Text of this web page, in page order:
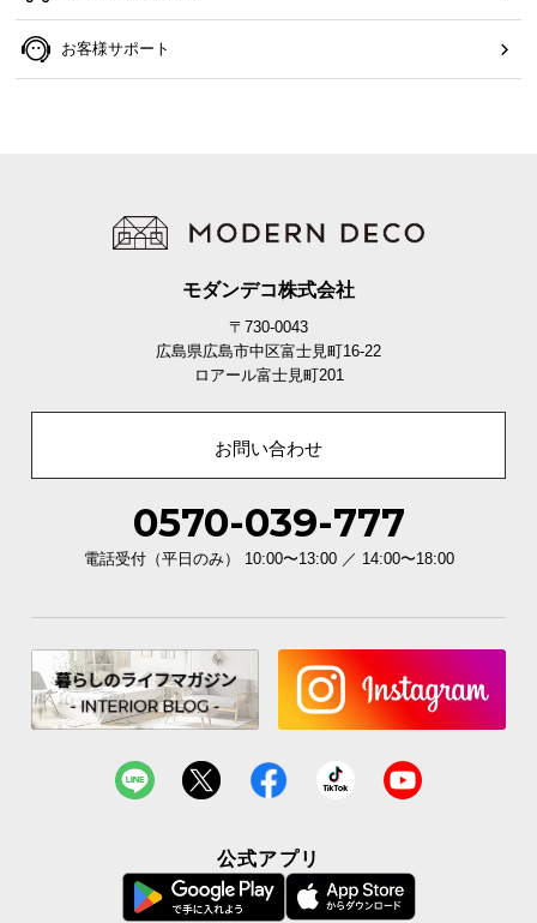
お客様サポート
モダンデコ株式会社
〒730-0043
広島県広島市中区富士見町16-22
ロアール富士見町201
お問い合わせ
0570-039-777
電話受付（平日のみ） 10:00〜13:00 ／ 14:00〜18:00
公式アプリ